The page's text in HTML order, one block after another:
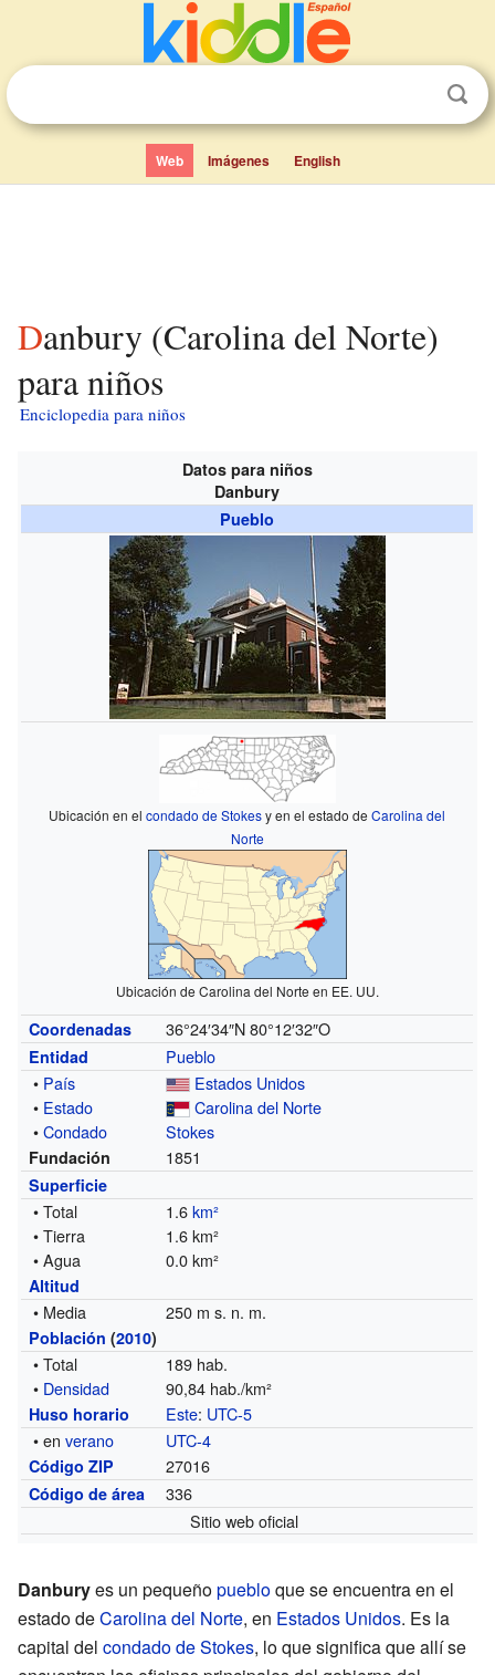
Web Imágenes English
Danbury (Carolina del Norte)
para niños
Enciclopedia para niños
Datos para niños
Danbury
Pueblo
Ubicación en elcondado de Stokesy en el estado deCarolina del
Norte
Ubicación de Carolina del Norte en EE. UU.
Coordenadas 36°24′34″N 80°12′32″O
Entidad
Pueblo
• País
Estados Unidos
• Estado
Carolina del Norte
•Condado Stokes
Fundación 1851
Superficie
• Total 1.6km²
• Tierra
1.6 km²
• Agua
0.0 km²
Altitud
• Media 250 m s. n. m.
Población (2010)
• Total
189 hab.
• Densidad 90,84 hab./km²
Huso horario Este: UTC-5
• enverano UTC-4
Código ZIP 27016
Código de área
336
Sitio web oficial
Danburyes un pequeñopuebloque se encuentra en el
estado deCarolina del Norte, en Estados Unidos. Es la
capital del condado de Stokes, lo que significa que allí se